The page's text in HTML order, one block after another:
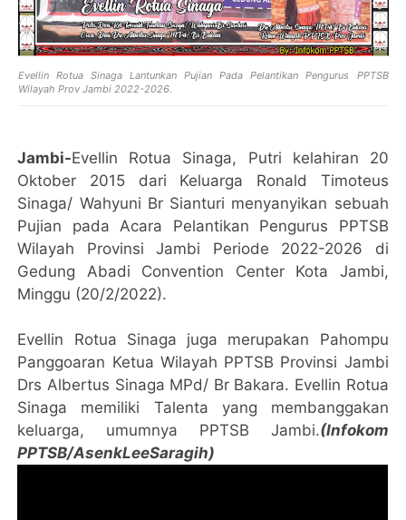
Evellin Rotua Sinaga Lantunkan Pujian Pada Pelantikan Pengurus PPTSB
Wilayah Prov Jambi 2022-2026.
Jambi-Evellin Rotua Sinaga, Putri kelahiran 20
Oktober 2015 dari Keluarga Ronald Timoteus
Sinaga/ Wahyuni Br Sianturi menyanyikan sebuah
Pujian pada Acara Pelantikan Pengurus PPTSB
Wilayah Provinsi Jambi Periode 2022-2026 di
Gedung Abadi Convention Center Kota Jambi,
Minggu (20/2/2022).
Evellin Rotua Sinaga juga merupakan Pahompu
Panggoaran Ketua Wilayah PPTSB Provinsi Jambi
Drs Albertus Sinaga MPd/ Br Bakara. Evellin Rotua
Sinaga memiliki Talenta yang membanggakan
keluarga, umumnya PPTSB Jambi.(Infokom
PPTSB/AsenkLeeSaragih)